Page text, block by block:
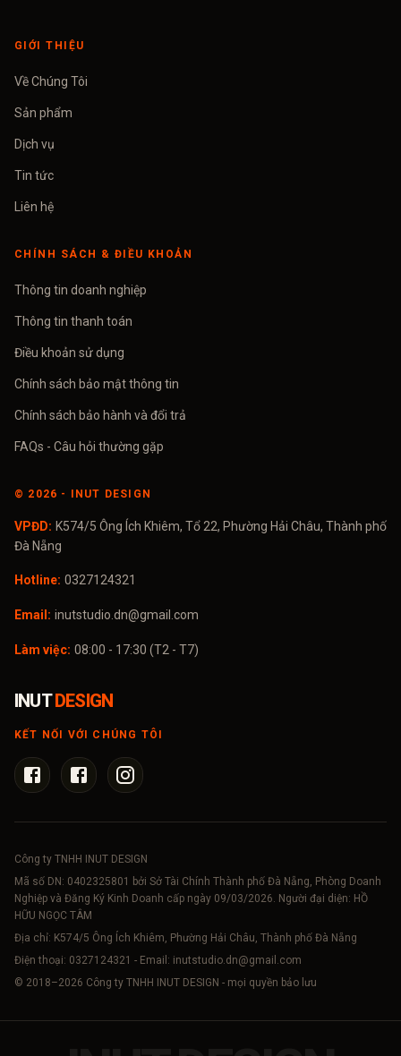
GIỚI THIỆU
Về Chúng Tôi
Sản phẩm
Dịch vụ
Tin tức
Liên hệ
CHÍNH SÁCH & ĐIỀU KHOẢN
Thông tin doanh nghiệp
Thông tin thanh toán
Điều khoản sử dụng
Chính sách bảo mật thông tin
Chính sách bảo hành và đổi trả
FAQs - Câu hỏi thường gặp
© 2026 - INUT DESIGN
VPĐD: K574/5 Ông Ích Khiêm, Tổ 22, Phường Hải Châu, Thành phố
Đà Nẵng
Hotline: 0327124321
Email: inutstudio.dn@gmail.com
Làm việc: 08:00 - 17:30 (T2 - T7)
INUT DESIGN
KẾT NỐI VỚI CHÚNG TÔI
Công ty TNHH INUT DESIGN
Mã số DN: 0402325801
bởi Sở Tài Chính Thành phố Đà Nẵng, Phòng Doanh
Nghiệp và Đăng Ký Kinh Doanh cấp ngày 09/03/2026. Người đại diện: HỒ
HỮU NGỌC TÂM
Địa chỉ: K574/5 Ông Ích Khiêm, Phường Hải Châu, Thành phố Đà Nẵng
Điện thoại: 0327124321 - Email: inutstudio.dn@gmail.com
© 2018–2026 Công ty TNHH INUT DESIGN - mọi quyền bảo lưu